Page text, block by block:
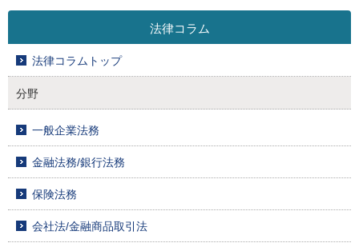
法律コラム
法律コラムトップ
分野
一般企業法務
金融法務/銀行法務
保険法務
会社法/金融商品取引法